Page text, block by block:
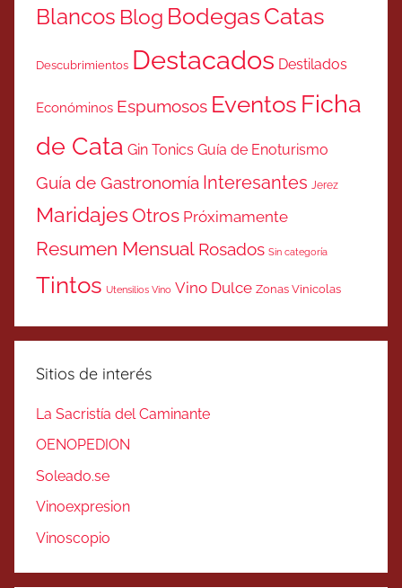
Blancos Blog BodegasCatas
Descubrimientos Destacados Destilados
Económinos Espumosos Eventos Ficha
de Cata Gin Tonics Guía de Enoturismo
Guía de Gastronomía Interesantes Jerez
MaridajesOtros Próximamente
Resumen Mensual Rosados Sin categoría
Tintos Utensilios Vino Vino Dulce Zonas Vinicolas
Sitios de interés
La Sacristía del Caminante
OENOPEDION
Soleado.se
Vinoexpresion
Vinoscopio